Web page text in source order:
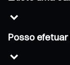
Posso